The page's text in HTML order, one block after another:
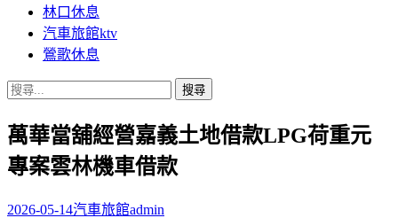
林口休息
汽車旅館ktv
鶯歌休息
搜
關
鍵
字:
萬華當舖經營嘉義土地借款LPG荷重元
專案雲林機車借款
2026-05-14汽車旅館admin